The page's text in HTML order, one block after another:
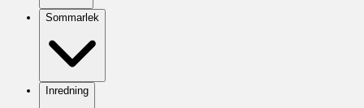
Sommarlek
Inredning